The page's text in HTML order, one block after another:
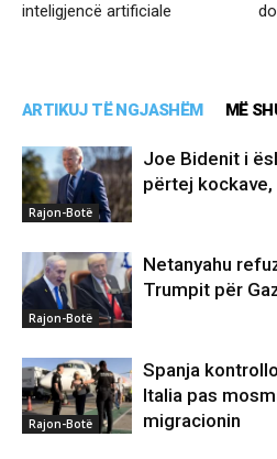
inteligjencë artificiale
ARTIKUJ TË NGJASHËM MË
Rajon-Botë
Joe Bidenit i
përtej
Rajon-Botë
Netanyahu
Trumpit për
Rajon-Botë
Spanja
Italia pas
migracionin